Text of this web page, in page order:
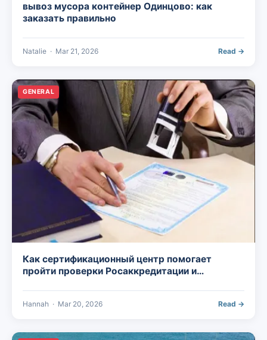
вывоз мусора контейнер Одинцово: как
заказать правильно
Natalie · Mar 21, 2026 Read →
GENERAL
Как сертификационный центр помогает
пройти проверки Росаккредитации и
Hannah · Mar 20, 2026 Read →